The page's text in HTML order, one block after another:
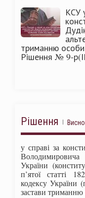
КСУ
триманню
Рішення № 9-
Рішення
у справі за
Володимировича
України
п’ятої статті
кодексу України
застави